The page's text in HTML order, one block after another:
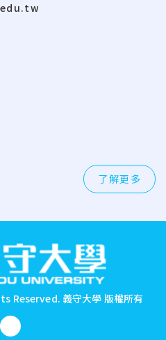
了解更多
Reserved. 義守大學 版權所有